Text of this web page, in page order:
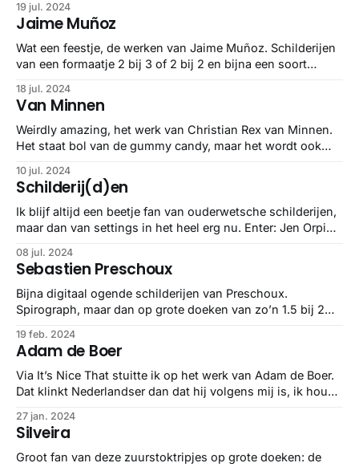
schildert daar de natuur. Niet zo gedetailleerd dat je denkt,
oeh, net een foto, maar kleurrijk genoeg om mij blij te
19 jul. 2024
Jaime Muñoz
Wat een feestje, de werken van Jaime Muñoz. Schilderijen
van een formaatje 2 bij 3 of 2 bij 2 en bijna een soort
18 jul. 2024
Van Minnen
Weirdly amazing, het werk van Christian Rex van Minnen.
Het staat bol van de gummy candy, maar het wordt ook
neemt niet weg dat het wel een toffe twist is op de 16e
eeuwse stillevens van een bosje bloemen.
10 jul. 2024
Schilderij(d)en
Ik blijf altijd een beetje fan van ouderwetsche schilderijen,
maar dan van settings in het heel erg nu. Enter: Jen Orpin.
stukje kunst. Ook leuk in dezelfde categorie: Donald
Yatomi.
08 jul. 2024
Sebastien Preschoux
Bijna digitaal ogende schilderijen van Preschoux.
Spirograph, maar dan op grote doeken van zo’n 1.5 bij 2
19 feb. 2024
Adam de Boer
Via It’s Nice That stuitte ik op het werk van Adam de Boer.
Dat klinkt Nederlandser dan dat hij volgens mij is, ik houd
combineert settings van zijn hometown LA met de witte
outlines van het textielverven van z’n Indonesische /
Javaanse
27 jan. 2024
Silveira
Groot fan van deze zuurstoktripjes op grote doeken: de